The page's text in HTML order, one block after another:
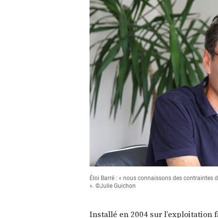
Éloi Barré : « nous connaissons des contraintes
». ©Julie Guichon
Installé en 2004 sur